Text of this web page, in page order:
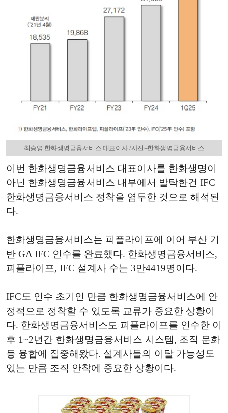
최승영 한화생명금융서비스 대표이사./사진=한화생명금융서비스
이번 한화생명금융서비스 대표이사를 한화생명이
아닌 한화생명금융서비스 내부에서 발탁한건 IFC
한화생명금융서비스 정착을 염두한 것으로 해석된
다.
한화생명금융서비스는 피플라이프에 이어 부산 기
반 GA IFC 인수를 완료했다. 한화생명금융서비스,
피플라이프, IFC 설계사 수는 3만4419명이다.
IFC도 인수 초기인 만큼 한화생명금융서비스에 안
정적으로 정착할 수 있도록 교류가 중요한 상황이
다. 한화생명금융서비스도 피플라이프를 인수한 이
후 1~2년간 한화생명금융서비스 시스템, 조직 문화
등 융합에 집중해왔다. 설계사들의 이탈 가능성도
있는 만큼 조직 안착에 중요한 상황이다.